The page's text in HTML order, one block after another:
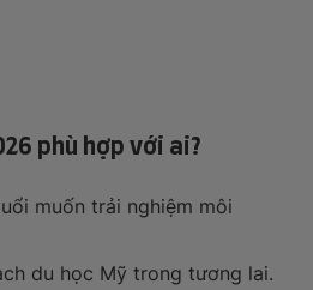
phù hợp với ai?
muốn trải nghiệm môi
du học Mỹ trong tương lai.